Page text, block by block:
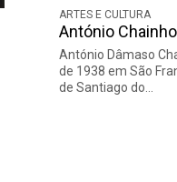
ARTES E CULTURA
António Chainho
António Dâmaso
de 1938 em São
de Santiago do…